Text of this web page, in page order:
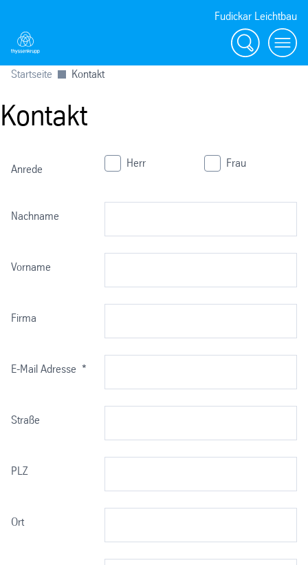
Fudickar Leichtbau
Suche
menu
Startseite Kontakt
Kontakt
Anrede Herr Frau
Nachname
Vorname
Firma
E-Mail Adresse *
Straße
PLZ
Ort